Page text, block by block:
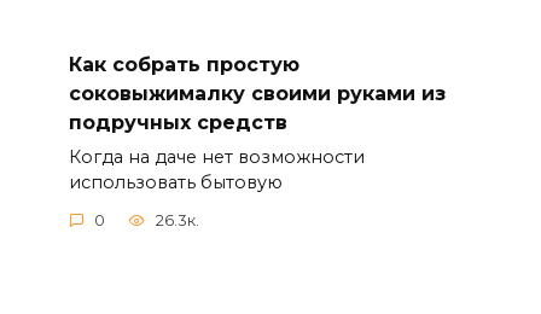
Как собрать простую
соковыжималку своими руками из
подручных средств
Когда на даче нет возможности
использовать бытовую
0 26.3к.